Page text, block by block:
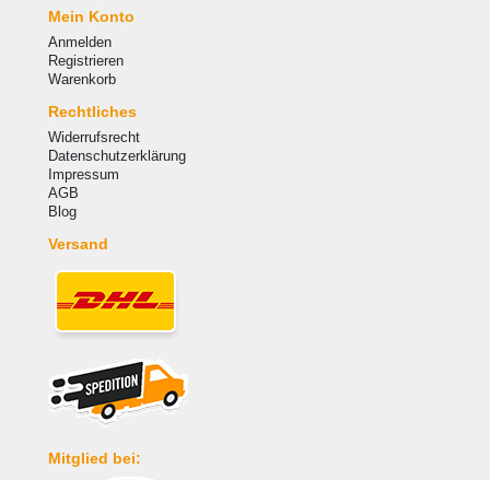
Mein Konto
Anmelden
Registrieren
Warenkorb
Rechtliches
Widerrufsrecht
Datenschutzerklärung
Impressum
AGB
Blog
Versand
Mitglied bei: